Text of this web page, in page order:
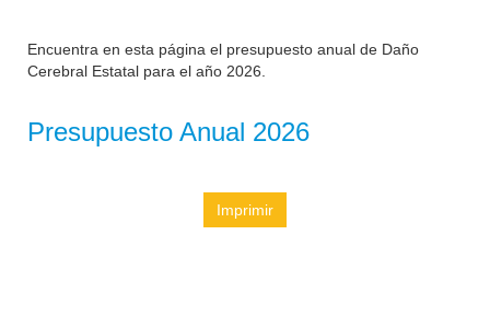
Encuentra en esta página el presupuesto anual de Daño
Cerebral Estatal para el año 2026.
Presupuesto Anual 2026
Imprimir